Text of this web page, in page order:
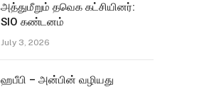
அத்துமீறும் தவெக கட்சியினர்:
SIO கண்டனம்
July 3, 2026
ஹபீபி – அன்பின் வழியது